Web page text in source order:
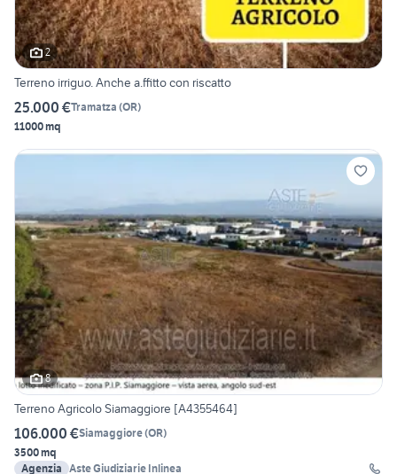
2
Terreno irriguo. Anche a.ffitto con riscatto
25.000 €Tramatza (OR)
11000 mq
8
Terreno Agricolo Siamaggiore [A4355464]
106.000 €Siamaggiore(OR)
3500 mq
Agenzia Aste Giudiziarie Inlinea